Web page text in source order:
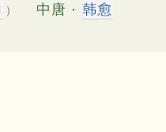
） 中唐 · 韩愈